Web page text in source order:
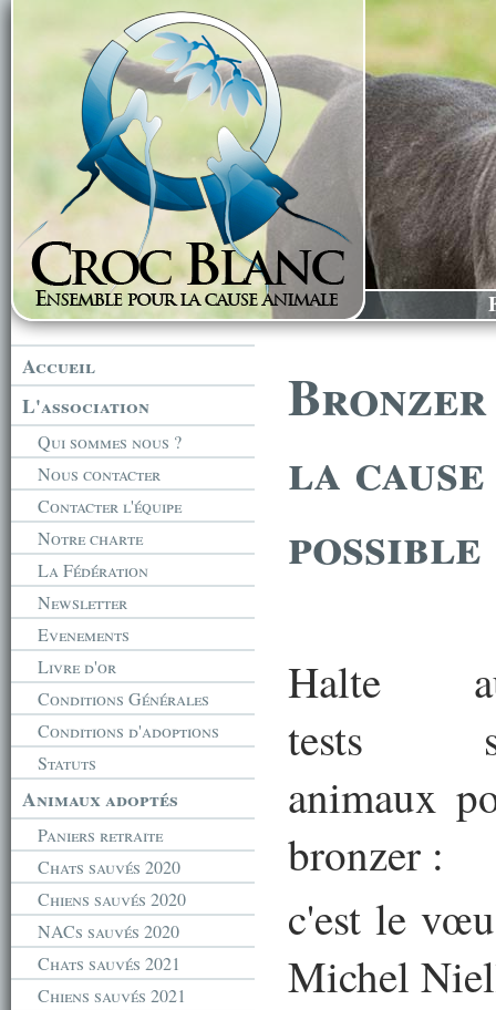
Accueil
L'association
Qui sommes nous ?
Nous contacter
Contacter l'équipe
Notre charte
La Fédération
Newsletter
Evenements
Livre d'or
Conditions Générales
Conditions d'adoptions
Statuts
Animaux adoptés
Paniers retraite
Chats sauvés 2020
Chiens sauvés 2020
NACs sauvés 2020
Chats sauvés 2021
Chiens sauvés 2021
la
possible
Halte
tests
animaux
bronzer :
c'est le
Michel